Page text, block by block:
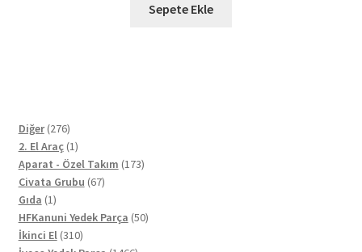
Sepete Ekle
Diğer 276276
ürün
2. El Araç 11
ürün
Aparat - Özel Takım 173173
Civata Grubu 6767
Gıda 11
ürün
HFKanuni Yedek Parça 5050
İkinci El 310310